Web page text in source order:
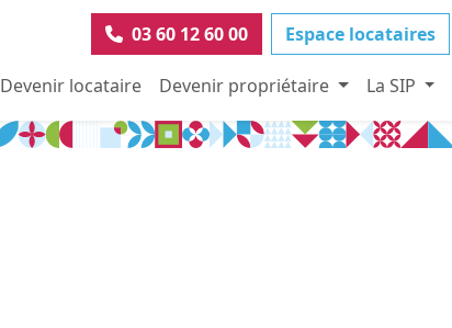
03 60 12 60 00 Espace locataires
Devenir locataire Devenir propriétaire La SIP